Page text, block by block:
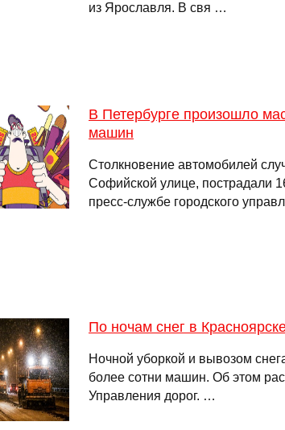
из Ярославля. В свя …
В Петербурге произошло
машин
Столкновение автомобилей
Софийской улице, пострадали
пресс-службе городского
По ночам снег в
Ночной уборкой и вывозом
более сотни машин. Об этом
Управления дорог. …